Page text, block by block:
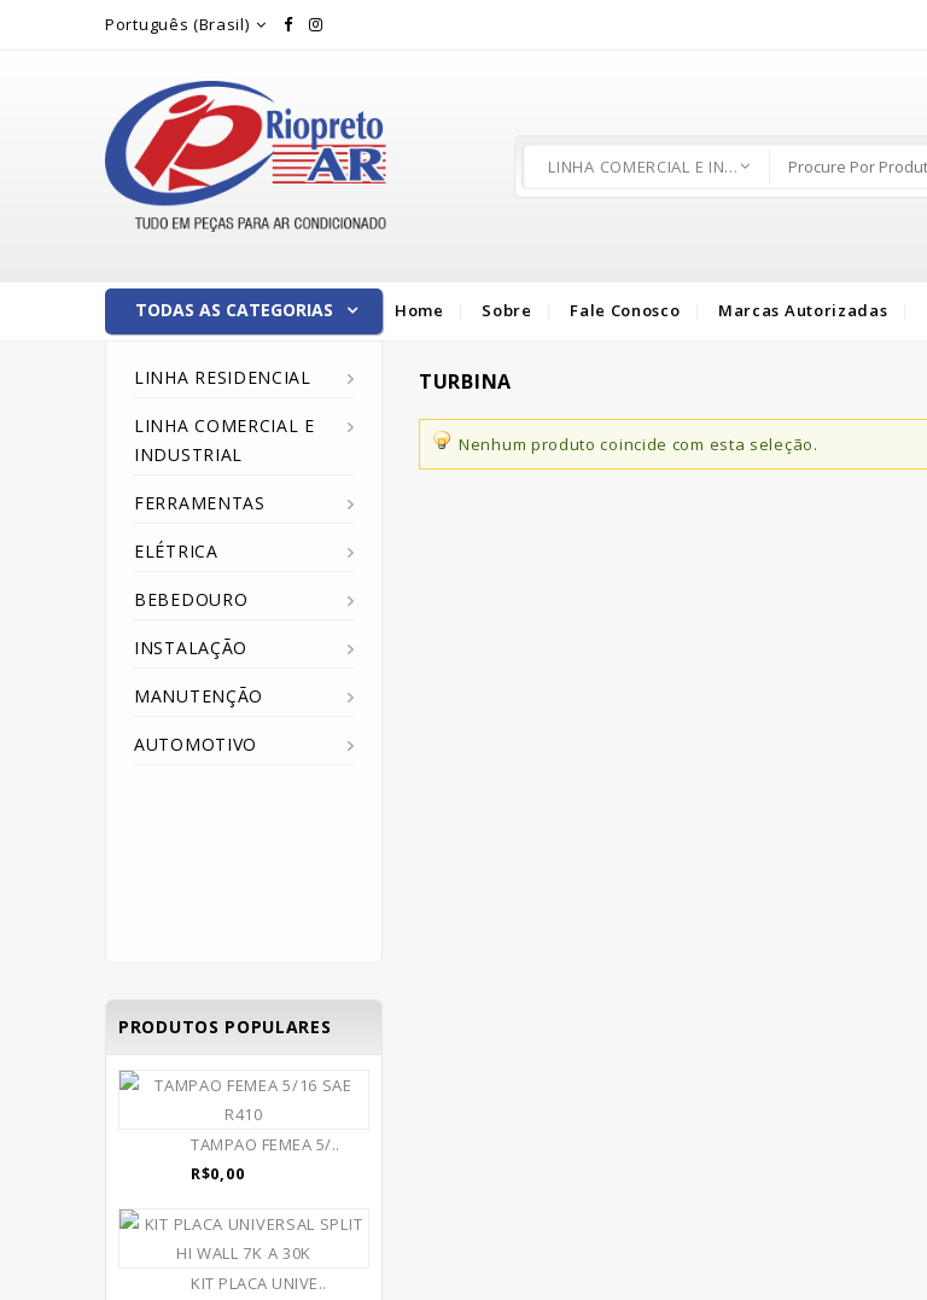
Português (Brasil)
LINHA COMERCIAL E INDUSTRIAL
TODAS AS CATEGORIAS
LINHA RESIDENCIAL
LINHA COMERCIAL E
INDUSTRIAL
FERRAMENTAS
ELÉTRICA
BEBEDOURO
INSTALAÇÃO
MANUTENÇÃO
AUTOMOTIVO
Home Sobre Fale Conosco Marcas Autorizadas
TURBINA
Nenhum produto coincide com esta seleção.
PRODUTOS POPULARES
TAMPAO FEMEA 5/..
R$0,00
KIT PLACA UNIVE..